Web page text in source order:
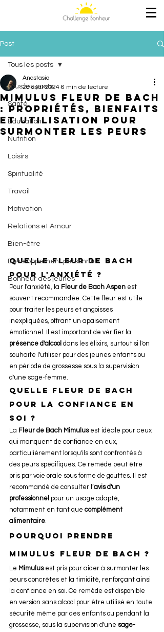
Post
Tous les posts
Santé
Education
Nutrition
Loisirs
Spiritualité
Travail
Motivation
Relations et Amour
Bien-être
Développement personnel
Bonheur des jeunes
Tous les posts
Mimulus Fleur de Bach
: Propriétés, bienfaits
et utilisation pour
surmonter les peurs
Anastasia
20 août 2024 6 min de lecture
Quelle fleur de Bach
pour l'anxiété ?
Pour l'anxiété, la Fleur de Bach Aspen est
souvent recommandée. Cette fleur est utile
pour traiter les peurs et angoisses
inexpliquées, offrant un apaisement
émotionnel. Il est important de vérifier la
présence d'alcool dans les élixirs, surtout si l'on
souhaite l'utiliser pour des jeunes enfants ou
en période de grossesse sous la supervision
d'une sage-femme.
Quelle fleur de Bach
pour la confiance en
soi ?
La Fleur de Bach Mimulus est idéale pour ceux
qui manquent de confiance en eux,
particulièrement lorsqu'ils sont confrontés à
des peurs spécifiques. Ce remède peut être
pris par voie orale sous forme de gouttes. Il est
recommandé de consulter l’avis d'un
professionnel pour un usage adapté,
notamment en tant que complément
alimentaire
Pourquoi prendre
Mimulus Fleur de Bach ?
Le Mimulus est pris pour aider à surmonter les
peurs concrètes et la timidité, renforçant ainsi
la confiance en soi. Ce remède est disponible
en version sans alcool pour être utilisé en toute
sécurité même par des enfants ou pendant la
grossesse, sous la supervision d'une sage-